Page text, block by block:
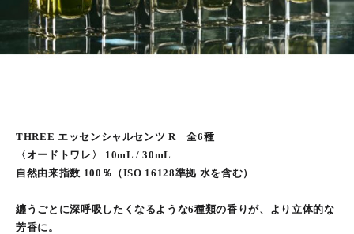
THREE エッセンシャルセンツ R 全6種
〈オードトワレ〉 10mL / 30mL
自然由来指数 100％（ISO 16128準拠 水を含む）
纏うごとに深呼吸したくなるような6種類の香りが、より立体的な
芳香に。